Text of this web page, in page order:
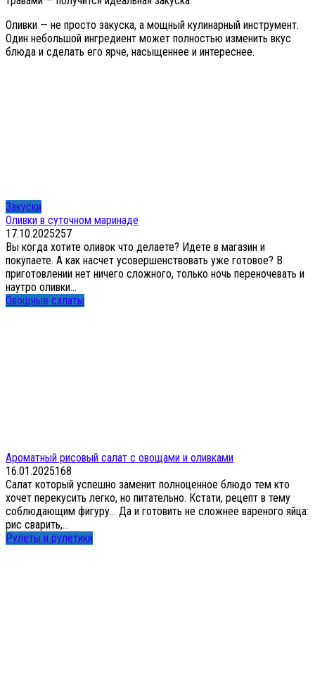
Оливки — не просто закуска, а мощный кулинарный инструмент.
Один небольшой ингредиент может полностью изменить вкус
блюда и сделать его ярче, насыщеннее и интереснее.
Закуски
Оливки в суточном маринаде
17.10.2025257
Вы когда хотите оливок что делаете? Идете в магазин и
покупаете. А как насчет усовершенствовать уже готовое? В
приготовлении нет ничего сложного, только ночь переночевать и
наутро оливки...
Овощные салаты
Ароматный рисовый салат с овощами и оливками
16.01.2025168
Салат который успешно заменит полноценное блюдо тем кто
хочет перекусить легко, но питательно. Кстати, рецепт в тему
соблюдающим фигуру… Да и готовить не сложнее вареного яйца:
рис сварить,...
Рулеты и рулетики